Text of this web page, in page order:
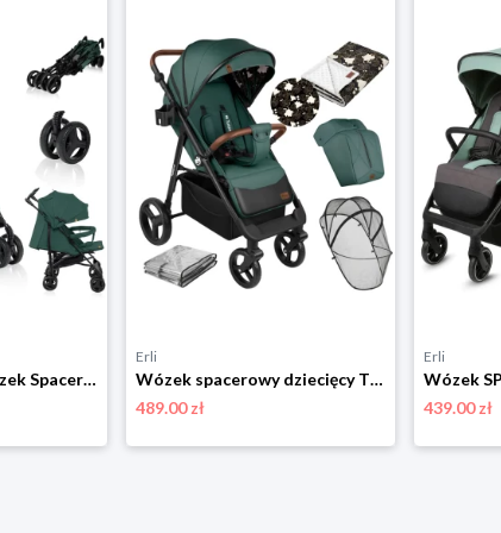
Lekki Składany Wózek Spacerowy Dziecięcy Spacerówka Parasolka Pasy Lionelo
Erli
Wózek spacerowy dziecięcy TULANO zielony lekki składany spacerówka + kocyk
489.00 zł
Erli
439.00 zł